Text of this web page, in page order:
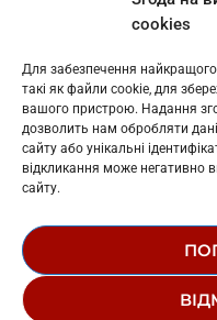
cookies
Для забезпечення найкращого
такі як файли cookie, для
вашого пристрою. Надання
дозволить нам обробляти
сайту або унікальні
відкликання може негативно
сайту.
: L11-01410
: L11-01801
Косів: L11-01805
Гарасимів: L11-02274
© 1995-2026 РК